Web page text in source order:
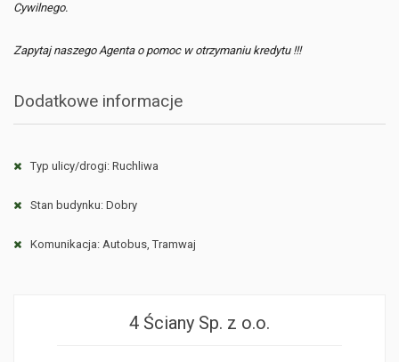
Cywilnego.
Zapytaj naszego Agenta o pomoc w otrzymaniu kredytu !!!
Dodatkowe informacje
Typ ulicy/drogi: Ruchliwa
Stan budynku: Dobry
Komunikacja: Autobus, Tramwaj
4 Ściany Sp. z o.o.